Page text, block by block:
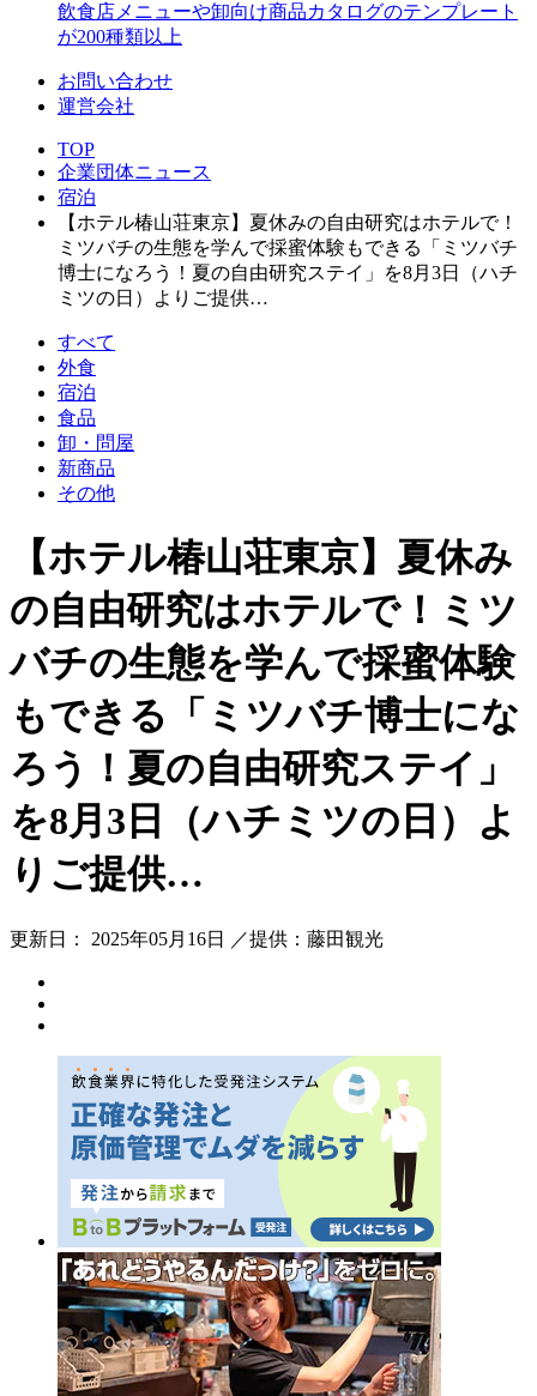
飲食店メニューや卸向け商品カタログのテンプレート
が200種類以上
お問い合わせ
運営会社
TOP
企業団体ニュース
宿泊
【ホテル椿山荘東京】夏休みの自由研究はホテルで！
ミツバチの生態を学んで採蜜体験もできる「ミツバチ
博士になろう！夏の自由研究ステイ」を8月3日（ハチ
ミツの日）よりご提供…
すべて
外食
宿泊
食品
卸・問屋
新商品
その他
【ホテル椿山荘東京】夏休み
の自由研究はホテルで！ミツ
バチの生態を学んで採蜜体験
もできる「ミツバチ博士にな
ろう！夏の自由研究ステイ」
を8月3日（ハチミツの日）よ
りご提供…
更新日： 2025年05月16日 ／提供：藤田観光